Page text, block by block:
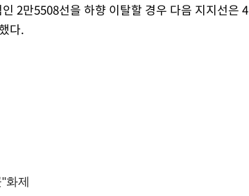
2만5508선을 하향 이탈할 경우 다음 지지선은 4
다.